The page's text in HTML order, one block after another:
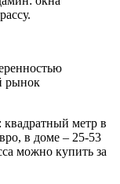
рынок
метр в
в доме – 25-53
можно купить за